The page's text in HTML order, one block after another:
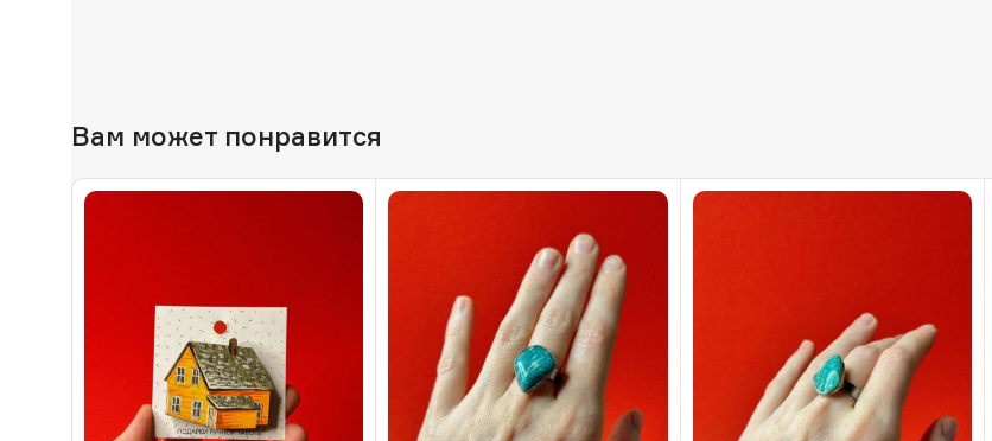
Вам может понравится